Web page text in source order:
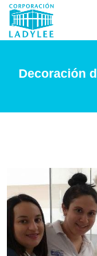
Decoración